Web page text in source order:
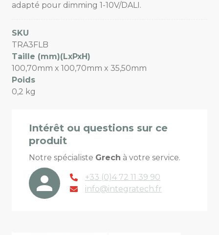
adapté pour dimming 1-10V/DALI.
SKU
TRA3FLB
Taille (mm)(LxPxH)
100,70mm x 100,70mm x 35,50mm
Poids
0,2 kg
Intérêt ou questions sur ce
produit
Notre spécialiste Grech à votre service.
+33 (0)4 72 11 39 90
info@integratech.fr